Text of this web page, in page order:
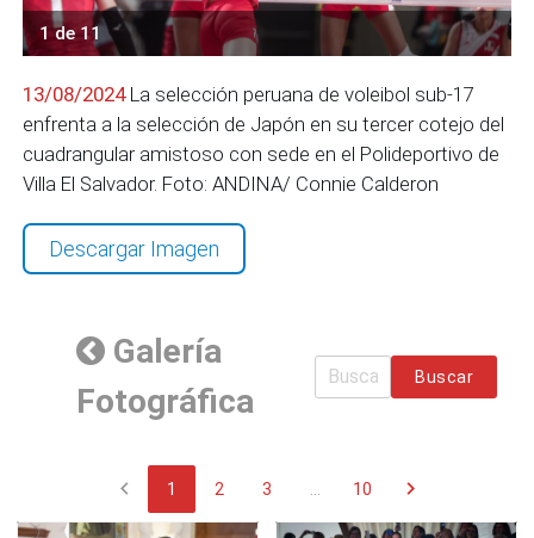
1 de 11
13/08/2024La selección peruana de voleibol sub-17
enfrenta a la selección de Japón en su tercer cotejo del
cuadrangular amistoso con sede en el Polideportivo de
Villa El Salvador. Foto: ANDINA/ Connie Calderon
Descargar Imagen
Galería
Fotográfica
Buscar
chevron_left 1 2 3 10 chevron_right